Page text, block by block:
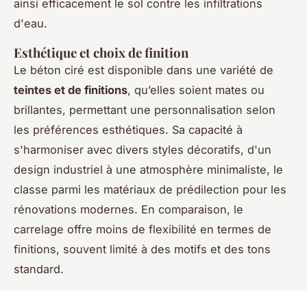
ainsi efficacement le sol contre les infiltrations
d'eau.
Esthétique et choix de finition
Le béton ciré est disponible dans une variété de
teintes et de finitions, qu’elles soient mates ou
brillantes, permettant une personnalisation selon
les préférences esthétiques. Sa capacité à
s'harmoniser avec divers styles décoratifs, d'un
design industriel à une atmosphère minimaliste, le
classe parmi les matériaux de prédilection pour les
rénovations modernes. En comparaison, le
carrelage offre moins de flexibilité en termes de
finitions, souvent limité à des motifs et des tons
standard.